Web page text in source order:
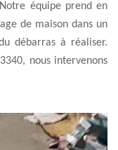
équipe prend en
de maison dans un
débarras à réaliser.
nous intervenons